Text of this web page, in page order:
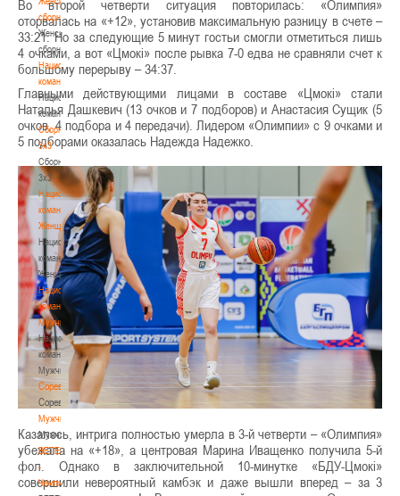
сборные
Женские
сборные
Национальная
команда
Национальная
команда
Сборные
3х3
Сборные
3х3
Национальная
команда.
Женщины
Национальная
команда.
Женщины
Национальная
команда.
Мужчины
Национальная
команда.
Мужчины
Соревнования
Соревнования
Мужчины
Мужчины
BETERA
-
Чемпионат
Во второй четверти ситуация повторилась: «Олимпия»
оторвалась на «+12», установив максимальную разницу в счете –
33:21. Но за следующие 5 минут гостьи смогли отметиться лишь
4 очками, а вот «Цмокi» после рывка 7-0 едва не сравняли счет к
большому перерыву – 34:37.
Главными действующими лицами в составе «Цмокi» стали
Наталья Дашкевич (13 очков и 7 подборов) и Анастасия Сущик (5
очков, 4 подбора и 4 передачи). Лидером «Олимпии» с 9 очками и
5 подборами оказалась Надежда Надежко.
Казалось, интрига полностью умерла в 3-й четверти – «Олимпия»
убежала на «+18», а центровая Марина Иващенко получила 5-й
фол. Однако в заключительной 10-минутке «БДУ-Цмокi»
совершили невероятный камбэк и даже вышли вперед – за 3